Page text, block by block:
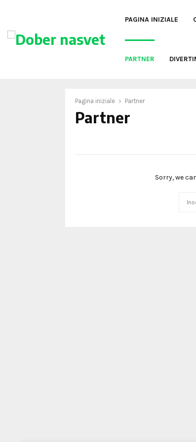
PAGINA INIZIALE
PARTNER
Pagina iniziale Partner
Partner
Sorry, we